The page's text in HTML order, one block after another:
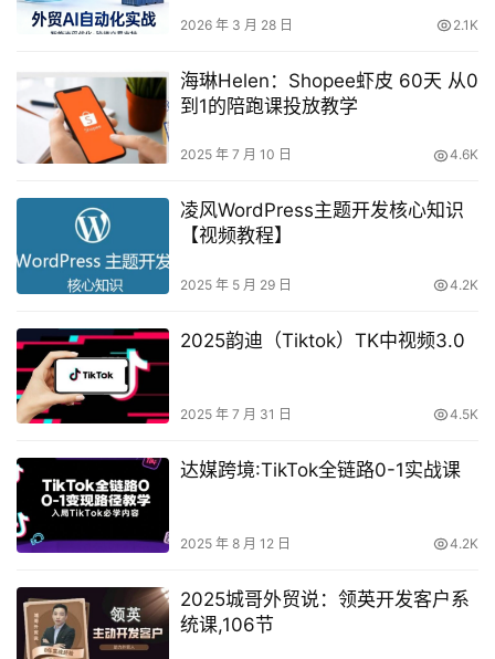
2026 年 3 月 28 日 2.1K
海琳Helen：Shopee虾皮 60天 从0
到1的陪跑课投放教学
2025 年 7 月 10 日 4.6K
凌风WordPress主题开发核心知识
【视频教程】
2025 年 5 月 29 日 4.2K
2025韵迪（Tiktok）TK中视频3.0
2025 年 7 月 31 日 4.5K
达媒跨境:TikTok全链路0-1实战课
2025 年 8 月 12 日 4.2K
2025城哥外贸说：领英开发客户系
统课,106节